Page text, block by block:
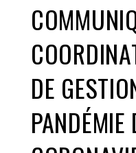
DE
PANDÉMIE